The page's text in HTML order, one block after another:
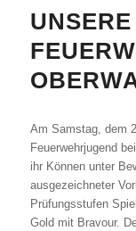
UNSERE
Am Samstag, dem
Feuerwehrjugend
ihr Können unter
ausgezeichneter
Prüfungsstufen
Gold mit Bravour.